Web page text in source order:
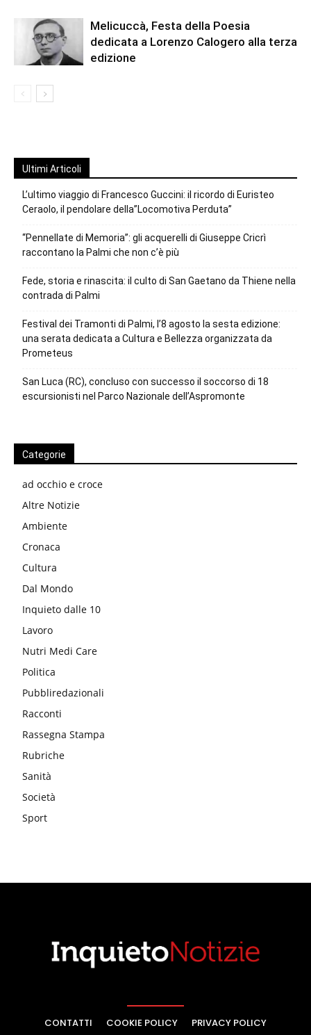
Melicuccà, Festa della Poesia
dedicata a Lorenzo Calogero alla terza
edizione
Ultimi Articoli
L’ultimo viaggio di Francesco Guccini: il ricordo di Euristeo
Ceraolo, il pendolare della”Locomotiva Perduta”
“Pennellate di Memoria”: gli acquerelli di Giuseppe Cricrì
raccontano la Palmi che non c’è più
Fede, storia e rinascita: il culto di San Gaetano da Thiene nella
contrada di Palmi
Festival dei Tramonti di Palmi, l’8 agosto la sesta edizione:
una serata dedicata a Cultura e Bellezza organizzata da
Prometeus
San Luca (RC), concluso con successo il soccorso di 18
escursionisti nel Parco Nazionale dell’Aspromonte
Categorie
ad occhio e croce
Altre Notizie
Ambiente
Cronaca
Cultura
Dal Mondo
Inquieto dalle 10
Lavoro
Nutri Medi Care
Politica
Pubbliredazionali
Racconti
Rassegna Stampa
Rubriche
Sanità
Società
Sport
CONTATTI COOKIE POLICY PRIVACY POLICY